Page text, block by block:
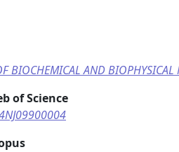
BIOCHEMICAL AND BIOPHYSICAL
of Science